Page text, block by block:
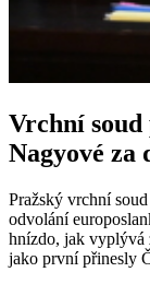
Vrchní soud
Nagyové za
Pražský vrchní
odvolání
hnízdo, jak vyplývá
jako první přinesly